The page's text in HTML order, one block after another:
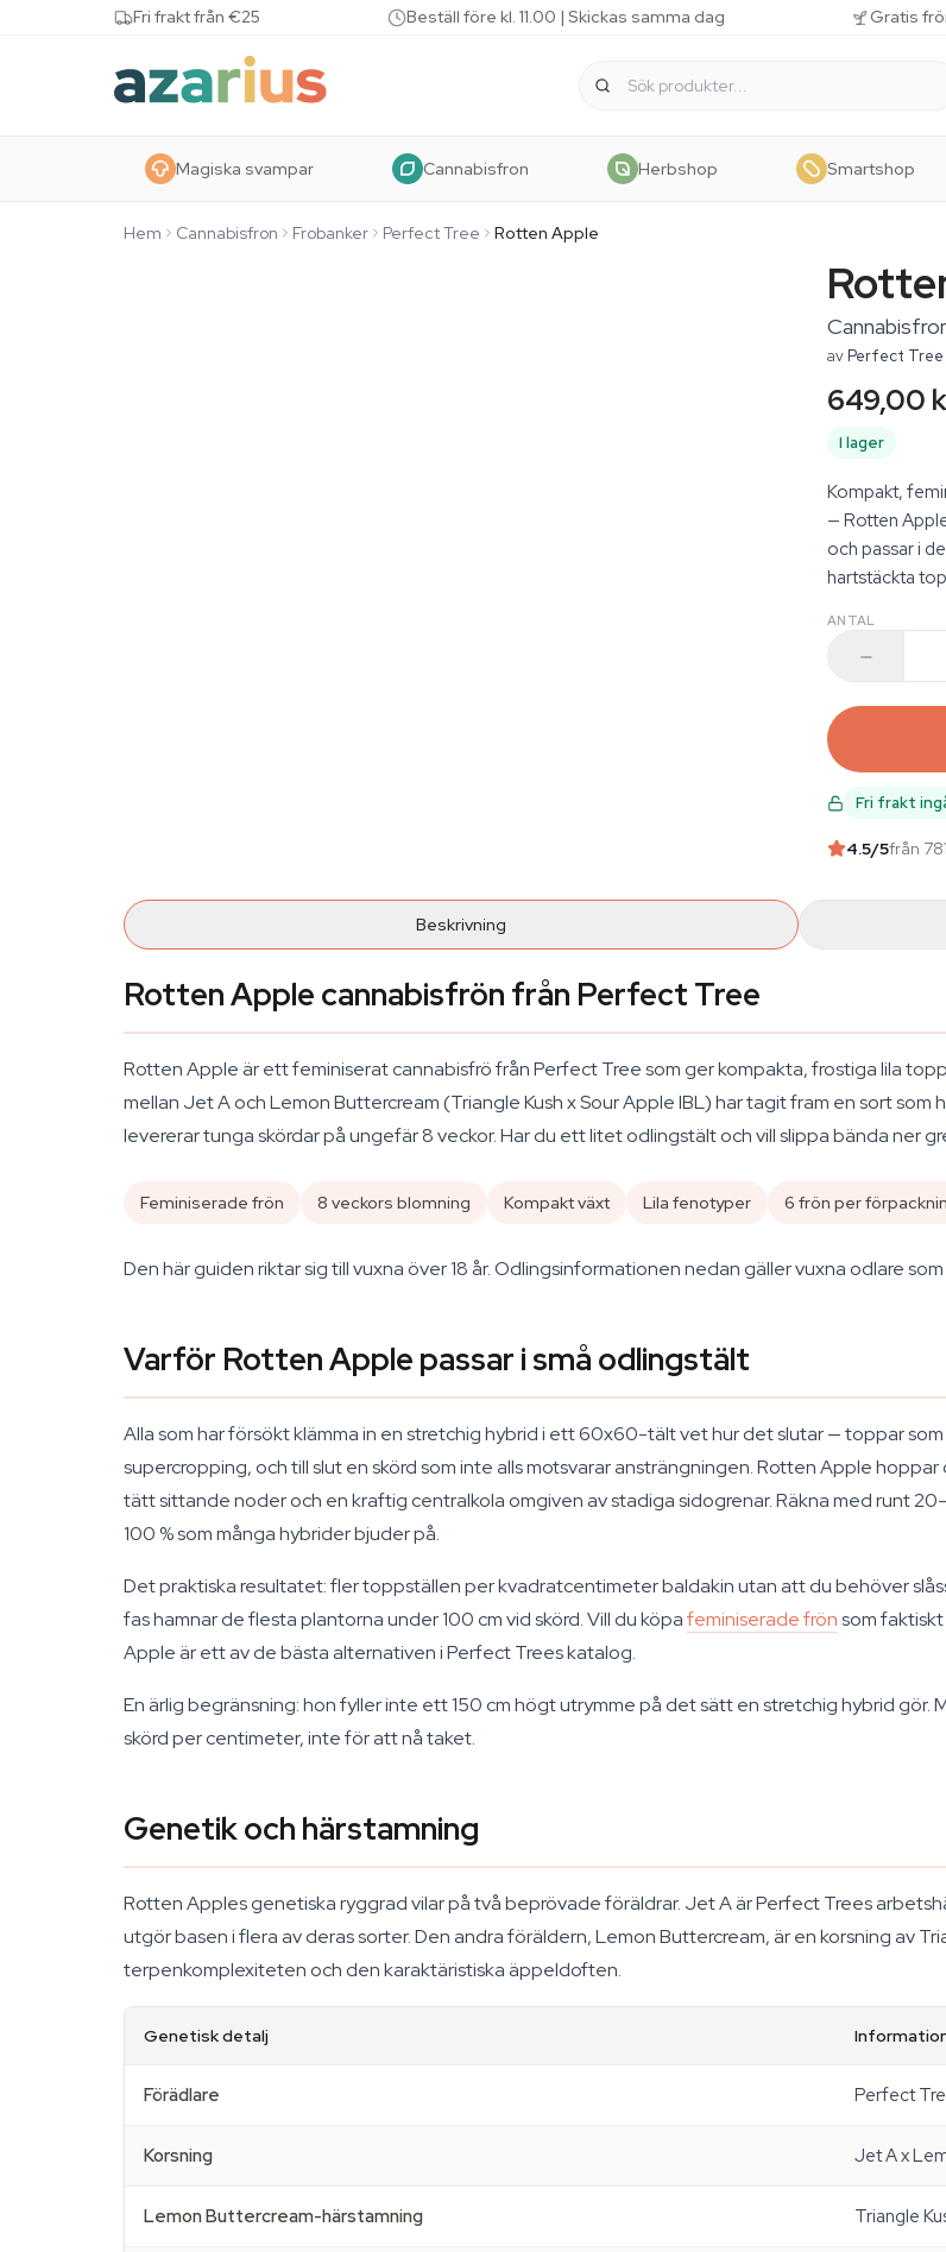
Skip to contentFri frakt från €25 Beställ före kl. 11.00 | Skickas samma dag Gratis
Magiska svampar Cannabisfron Herbshop Smartshop
Hem Cannabisfron Frobanker Perfect Tree Rotten Apple
avPerfect Tree
649,00
I lager
Kompakt,
— Rotten
och passar i
hartstäckta
ANTAL
Fri frakt
4.5/5från
Beskrivning
Rotten Apple cannabisfrön från Perfect Tree
Rotten Apple är ett feminiserat cannabisfrö från Perfect Tree som ger kompakta, frostiga lila
mellan Jet A och Lemon Buttercream (Triangle Kush x Sour Apple IBL) har tagit fram en sort
levererar tunga skördar på ungefär 8 veckor. Har du ett litet odlingstält och vill slippa bända ner
Feminiserade frön 8 veckors blomning Kompakt växt Lila fenotyper 6 frön per
Den här guiden riktar sig till vuxna över 18 år. Odlingsinformationen nedan gäller vuxna odlare
Varför Rotten Apple passar i små odlingstält
Alla som har försökt klämma in en stretchig hybrid i ett 60x60-tält vet hur det slutar — toppar
supercropping, och till slut en skörd som inte alls motsvarar ansträngningen. Rotten Apple
tätt sittande noder och en kraftig centralkola omgiven av stadiga sidogrenar. Räkna med runt
100 % som många hybrider bjuder på.
Det praktiska resultatet: fler toppställen per kvadratcentimeter baldakin utan att du behöver
fas hamnar de flesta plantorna under 100 cm vid skörd. Vill du köpafeminiserade frönsom
Apple är ett av de bästa alternativen i Perfect Trees katalog.
En ärlig begränsning: hon fyller inte ett 150 cm högt utrymme på det sätt en stretchig hybrid
skörd per centimeter, inte för att nå taket.
Genetik och härstamning
Rotten Apples genetiska ryggrad vilar på två beprövade föräldrar. Jet A är Perfect Trees
utgör basen i flera av deras sorter. Den andra föräldern, Lemon Buttercream, är en korsning av
terpenkomplexiteten och den karaktäristiska äppeldoften.
Genetisk detalj
Förädlare Perfect
Korsning Jet A x
Lemon Buttercream-härstamning Triangle